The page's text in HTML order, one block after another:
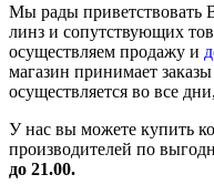
Мы рады приветствовать
линз и сопутствующих
осуществляем продажу и
магазин принимает
осуществляется во все
У нас вы можете купить
производителей по
до 21.00.